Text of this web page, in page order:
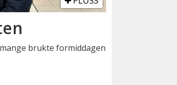
brukte formiddagen